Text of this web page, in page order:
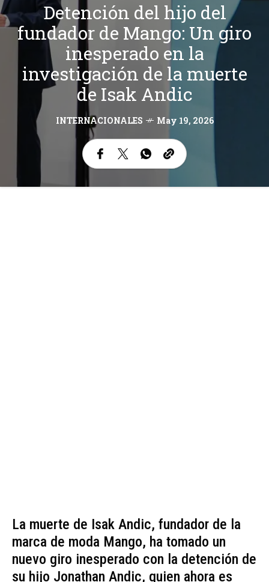
Detención del hijo del
fundador de Mango: Un giro
inesperado en la
investigación de la muerte
de Isak Andic
INTERNACIONALES May 19, 2026
La muerte de Isak Andic, fundador de la
marca de moda Mango, ha tomado un
nuevo giro inesperado con la detención de
su hijo Jonathan Andic, quien ahora es